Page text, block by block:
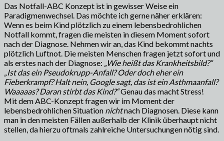
Das Notfall-ABC Konzept ist in gewisser Weise ein
Paradigmenwechsel. Das möchte ich gerne näher erklären:
Wenn es beim Kind plötzlich zu einem lebensbedrohlichen
Notfall kommt, fragen die meisten in diesem Moment sofort
nach der Diagnose. Nehmen wir an, das Kind bekommt nachts
plötzlich Luftnot. Die meisten Menschen fragen jetzt sofort und
als erstes nach der Diagnose: „Wie heißt das Krankheitsbild?“
„Ist das ein Pseudokrupp-Anfall? Oder doch eher ein
Fieberkrampf? Halt nein, Google sagt, das ist ein Asthmaanfall?
Waaaaas? Daran stirbt das Kind?“Genau das macht Stress!
Mit dem ABC-Konzept fragen wir im Moment der
lebensbedrohlichen Situation nichtnach Diagnosen. Diese kann
man in den meisten Fällen außerhalb der Klinik überhaupt nicht
stellen, da hierzu oftmals zahlreiche Untersuchungen nötig sind.